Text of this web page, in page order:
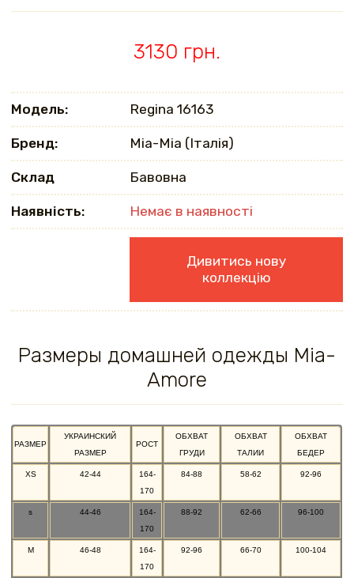
3130 грн.
Модель: Regina 16163
Бренд: Mia-Mia (Італія)
Склад Бавовна
Наявність: Немає в наявності
Дивитись нову
коллекцію
Размеры домашней одежды Mia-
Amore
РАЗМЕР
УКРАИНСКИЙ
РАЗМЕР
РОСТ
ОБХВАТ
ГРУДИ
ОБХВАТ
ТАЛИИ
ОБХВАТ
БЕДЕР
XS 42-44
164-
170
84-88 58-62 92-96
s 44-46
164-
170
88-92 62-66 96-100
M 46-48
164-
170
92-96 66-70 100-104